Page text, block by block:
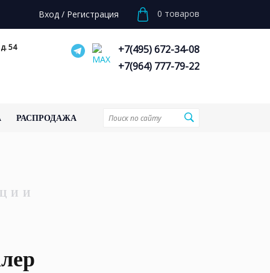
Вход / Регистрация 0 товаров
54
+7(495) 672-34-08
+7(964) 777-79-22
РАСПРОДАЖА